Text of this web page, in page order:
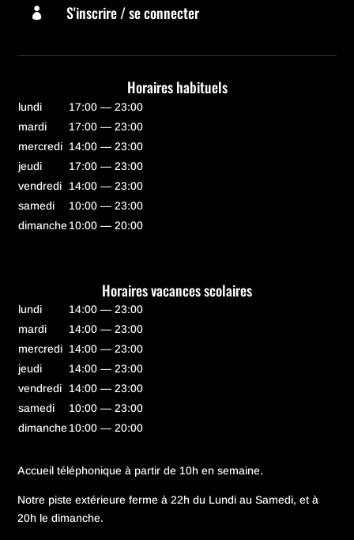
 S'inscrire / se connecter
Horaires habituels
lundi
17:00 — 23:00
mardi
17:00 — 23:00
mercredi 14:00 — 23:00
jeudi
17:00 — 23:00
vendredi
14:00 — 23:00
samedi
10:00 — 23:00
dimanche10:00 — 20:00
Horaires vacances scolaires
lundi
14:00 — 23:00
mardi
14:00 — 23:00
mercredi 14:00 — 23:00
jeudi
14:00 — 23:00
vendredi
14:00 — 23:00
samedi
10:00 — 23:00
dimanche10:00 — 20:00
Accueil téléphonique à partir de 10h en semaine.
Notre piste extérieure ferme à 22h du Lundi au Samedi, et à
20h le dimanche.